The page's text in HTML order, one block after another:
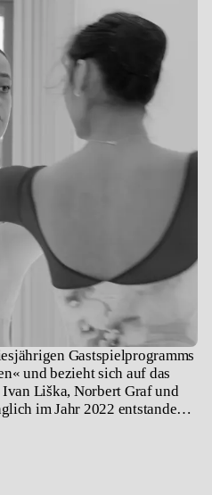
Gastspielprogramms
und bezieht sich auf das
Liška, Norbert Graf und
im Jahr 2022 entstanden,